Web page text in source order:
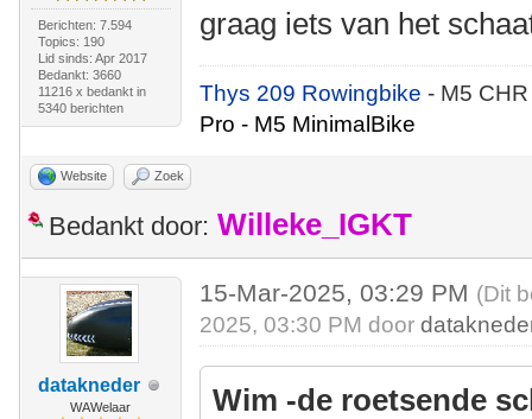
Berichten: 7.594
Topics: 190
Lid sinds: Apr 2017
Bedankt: 3660
11216 x bedankt in
5340 berichten
graag iets van het
Thys 209 Rowingbike- M5
Pro - M5 MinimalBike
Website Zoek
Bedankt door: Willeke_IGKT
datakneder
WAWelaar
15-Mar-2025, 03:29 PM (Dit
2025, 03:30 PM door
Wim -de roetsende